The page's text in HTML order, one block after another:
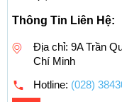
Thông Tin Liên Hệ:
Địa chỉ: 9A Trần
Chí Minh
Hotline: (028)